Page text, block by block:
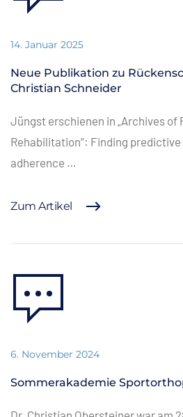
14. Januar 2025
Neue Publikation zu
Christian Schneider
Jüngst erschienen in „Archives of
Rehabilitation“: Finding
adherence …
Zum Artikel
6. November 2024
Sommerakademie